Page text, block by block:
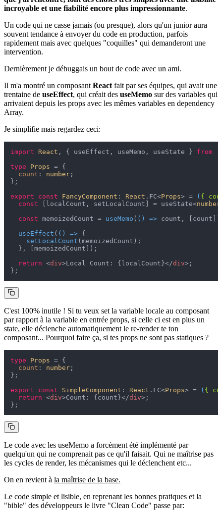
incroyable et une fiabilité encore plus impressionnante.
Un code qui ne casse jamais (ou presque), alors qu'un junior aura
souvent tendance à envoyer du code en production, parfois
rapidement mais avec quelques "coquilles" qui demanderont une
intervention.
Dernièrement je débuggais un bout de code avec un ami.
Il m'a montré un composant React fait par ses équipes, qui avait une
trentaine de useEffect, qui créait des useMemo sur des variables qui
arrivaient depuis les props avec les mêmes variables en dependency
Array.
Je simplifie mais regardez ceci:
import React , { useEffect, useMemo, useState } from
type
Props = {
count : number ;
};
export
const FancyComponent : React . FC<Props> = ( {
const [localCount, setLocalCount] = useState<number
const memoizedCount = useMemo ( () => count,
useEffect ( () => {
setLocalCount (memoizedCount);
  }, [memoizedCount]);
return <div>Local Count: {localCount}</div> ;
C'est 100% inutile ! Si tu veux set la variable locale au composant
par rapport à la variable en entrée props, si celle ci est en plus un
state, elle déclenche automatiquement le re-render te ton
composant... Pourquoi faire ça, si tes props ne sont pas statiques ?
type Props = {
count : number ;
};
export
const SimpleComponent : React . FC<Props> = ( {
return <div>Count: {count}</div> ;
Le code avec les useMemo a forcément été implémenté par
quelqu'un qui ne comprenait pas ce qu'il faisait. Qui ne maîtrise pas
les cycles de render, les mécanismes qui le déclenchent etc...
On en revient à la maîtrise de la base.
Le code simple et lisible, en reprenant les bonnes pratiques et la
"bible" des développeurs le livre "Clean Code" passe par: